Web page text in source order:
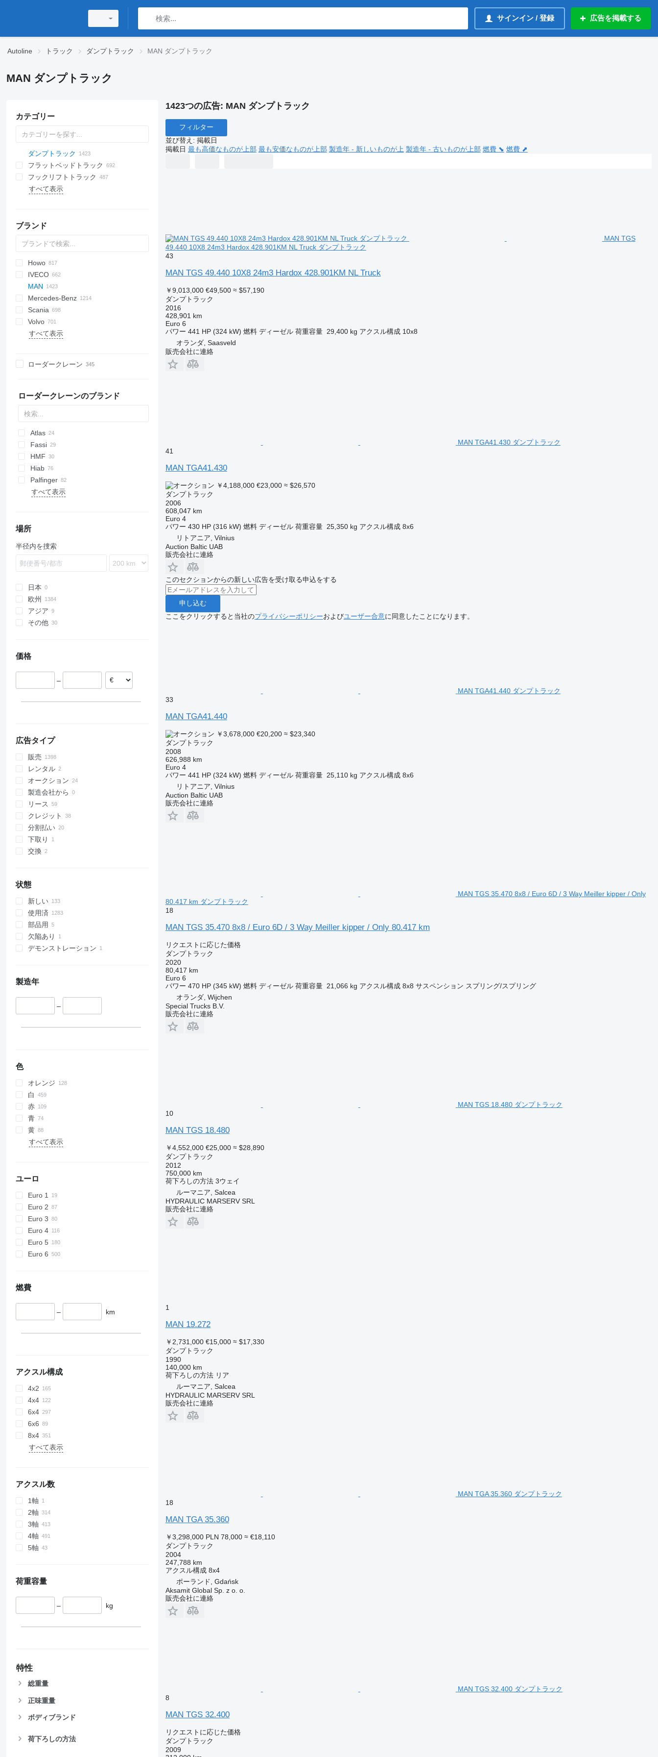
サインイン / 登録 広告を掲載する
Autoline トラック ダンプトラック MAN ダンプトラック
MAN ダンプトラック
カテゴリー
ダンプトラック
フラットベッドトラック
フックリフトトラック
すべて表示
ブランド
BM
HD
D-series
A series
D series
Tugra
BU
Jumper
AS
CF
LF
XB
XD
XF
Novus
CA
JH6
F-series
Ducato
TDK
Alpha
3542D
Cargo
E-Transit
E-series
L-series
LT
Transit
Auman
BJ
Argosy
3309
3507
G series
M series
X series
700
Ranger
Howo
A-series
ZZ
H-series
L-series
W-series
IVECO
Daily
EuroCargo
EuroStar
Eurotech
Eurotrakker
Stralis
Trakker
Turbostar
X-Way
4900
CYZ
ELF
Forward
M-Series
NPR
HFC
N-Series
9T-1
5511
6520
45142
53215
55102
65115
T-series
T-series
255
256
6510
BigBody
29 series
150 series
MAN
F8
F90
L2000
LE
TGA 18
TGA 18.350
TGA 18.360
TGA 26.310
TGA 26.320
TGA 26.440
TGA 28
TGA 28.430
TGA 32
TGA 35.440
TGA 41.460
TGE
TGE 6.180
TGL 7.150
TGL 8.150
TGL 12.180
TGL 12.220
TGM
TGM 13.250
TGM 18.340
TGS
TGS 18.510
TGS 26.320
TGS 26.460
TGS 26.470
TGS 26.480
TGS 28.400
TGS 32.420
TGS 33.360
TGS 35.420
TGS 35.430
TGS 35.440
TGS 35.460
TGS 35.470
TGS 35.480
TGS 35.500
TGS 35.510
TGS 35.520
TGS 41.420
TGS 41.430
TGS 41.440
TGS 41.460
TGS 41.470
TGS 50.460
TGX
TGX 26.580
TGX 28.560
5340
551605
Granite
Deutz
Mercedes-Benz
Actros
Antos
Arocs
LK
SK
Sprinter
Unimog
Canter
Canter
D-series
MT
M-series
TREMO
Atlas
Atleon
Cabstar
Movano
Boxer
Porter
C-series
D-series
D Wide
Kerax
Manager
Mascott
Master
Scania
G-series
K-series
P-series
S-series
T-series
SKI
F2000
F3000
M3000
X5000
371
375
T5G
E-series
C7H
G5
19S
26S
148
163
Phoenix
FL
FM
Dyna
Hino
4320
Constellation
Crafter
Volvo
A-series
FE
FL
FM
FMX
DV
DW
XG
555
すべて表示
ローダークレーン
ローダークレーンのブランド
Atlas
Fassi
HMF
Hiab
Palfinger
すべて表示
場所
半径内を捜索
日本
欧州
ポーランド
ドイツ
ベルギー
アジア
トルコ
その他
価格
–
広告タイプ
販売
レンタル
オークション
製造会社から
リース
クレジット
分割払い
下取り
交換
状態
新しい
使用済
部品用
欠陥あり
デモンストレーション
製造年
–
色
オレンジ
白
赤
青
黄
すべて表示
ユーロ
Euro 1
Euro 2
Euro 3
Euro 4
Euro 5
Euro 6
燃費
– km
アクスル構成
4x2
4x4
6x4
6x6
8x4
すべて表示
アクスル数
1軸
2軸
3軸
4軸
5軸
荷重容量
– kg
特性
総重量
正味重量
ボディブランド
荷下ろしの方法
1423つの広告: MAN ダンプトラック
フィルター
並び替え : 掲載日
掲載日 最も高価なものが上部 最も安価なものが上部 製造年 - 新しいものが上 製造年 - 古いものが上部 燃費 ⬊ 燃費 ⬈
MAN TGS
49.440 10X8 24m3 Hardox 428.901KM NL Truck ダンプトラック
43
MAN TGS 49.440 10X8 24m3 Hardox 428.901KM NL Truck
￥9,013,000 €49,500 ≈ $57,190
ダンプトラック
2016
428,901 km
Euro 6
パワー 441 HP (324 kW) 燃料 ディーゼル 荷重容量 29,400 kg アクスル構成 10x8
オランダ, Saasveld
販売会社に連絡
MAN TGA41.430 ダンプトラック
41
MAN TGA41.430
￥4,188,000 €23,000 ≈ $26,570
ダンプトラック
2006
608,047 km
Euro 4
パワー 430 HP (316 kW) 燃料 ディーゼル 荷重容量 25,350 kg アクスル構成 8x6
リトアニア, Vilnius
Auction Baltic UAB
販売会社に連絡
このセクションからの新しい広告を受け取る申込をする
申し込む
ここをクリックすると当社のプライバシーポリシーおよびユーザー合意に同意したことになります。
MAN TGA41.440 ダンプトラック
33
MAN TGA41.440
￥3,678,000 €20,200 ≈ $23,340
ダンプトラック
2008
626,988 km
Euro 4
パワー 441 HP (324 kW) 燃料 ディーゼル 荷重容量 25,110 kg アクスル構成 8x6
リトアニア, Vilnius
Auction Baltic UAB
販売会社に連絡
MAN TGS 35.470 8x8 / Euro 6D / 3 Way Meiller kipper / Only
80.417 km ダンプトラック
18
MAN TGS 35.470 8x8 / Euro 6D / 3 Way Meiller kipper / Only 80.417 km
リクエストに応じた価格
ダンプトラック
2020
80,417 km
Euro 6
パワー 470 HP (345 kW) 燃料 ディーゼル 荷重容量 21,066 kg アクスル構成 8x8 サスペンション スプリング/スプリング
オランダ, Wijchen
Special Trucks B.V.
販売会社に連絡
MAN TGS 18.480 ダンプトラック
10
MAN TGS 18.480
￥4,552,000 €25,000 ≈ $28,890
ダンプトラック
2012
750,000 km
荷下ろしの方法 3ウェイ
ルーマニア, Salcea
HYDRAULIC MARSERV SRL
販売会社に連絡
1
MAN 19.272
￥2,731,000 €15,000 ≈ $17,330
ダンプトラック
1990
140,000 km
荷下ろしの方法 リア
ルーマニア, Salcea
HYDRAULIC MARSERV SRL
販売会社に連絡
MAN TGA 35.360 ダンプトラック
18
MAN TGA 35.360
￥3,298,000 PLN 78,000 ≈ €18,110
ダンプトラック
2004
247,788 km
アクスル構成 8x4
ポーランド, Gdańsk
Aksamit Global Sp. z o. o.
販売会社に連絡
MAN TGS 32.400 ダンプトラック
8
MAN TGS 32.400
リクエストに応じた価格
ダンプトラック
2009